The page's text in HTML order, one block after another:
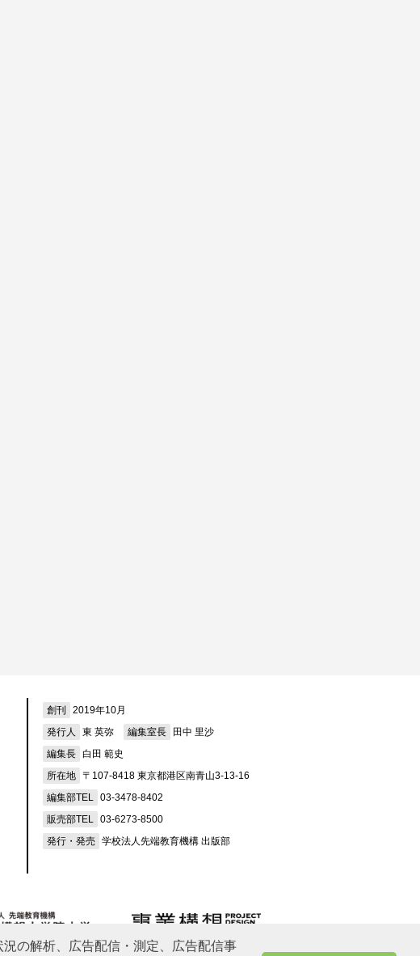
の解析、広告配信・測定、広告配信事
創刊
2019年10月
発行人
東 英弥 編集室長
田中 里沙
編集長 白田 範史
所在地 〒107-8418 東京都港区南青山3-13-16
編集部TEL 03-3478-8402
販売部TEL 03-6273-8500
発行・発売 学校法人先端教育機構 出版部